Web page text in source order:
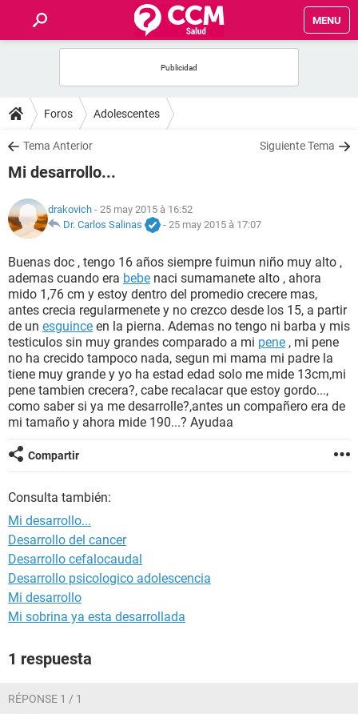
MENU
FORUMS
SALUD
NUTRICIÓN
BIENESTAR
SEXUALIDAD
GLOSARIO
Foros Adolescentes
Tema Anterior Siguiente Tema
Mi desarrollo...
drakovich - 25 may 2015 à 16:52
Dr. Carlos Salinas
- 25 may 2015 à 17:07
Buenas doc , tengo 16 años siempre fuimun niño muy alto ,
ademas cuando era bebe naci sumamanete alto , ahora
mido 1,76 cm y estoy dentro del promedio crecere mas,
antes crecia regularmenete y no crezco desde los 15, a partir
de un esguince en la pierna. Ademas no tengo ni barba y mis
testiculos sin muy grandes comparado a mi pene , mi pene
no ha crecido tampoco nada, segun mi mama mi padre la
tiene muy grande y yo ha estad edad solo me mide 13cm,mi
pene tambien crecera?, cabe recalacar que estoy gordo...,
como saber si ya me desarrolle?,antes un compañero era de
mi tamaño y ahora mide 190...? Ayudaa
Compartir
Consulta también:
Mi desarrollo...
Desarrollo del cancer
Desarrollo cefalocaudal
Desarrollo psicologico adolescencia
Mi desarrollo
Mi sobrina ya esta desarrollada
1 respuesta
RÉPONSE 1 / 1